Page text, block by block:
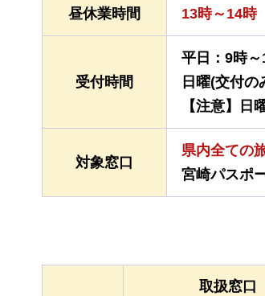
昼休業時間 13時～14時
受付時間
平日：9時～
日曜(交付の
【注意】日
対象窓口
県内全ての
宮崎パスポ
取扱窓口